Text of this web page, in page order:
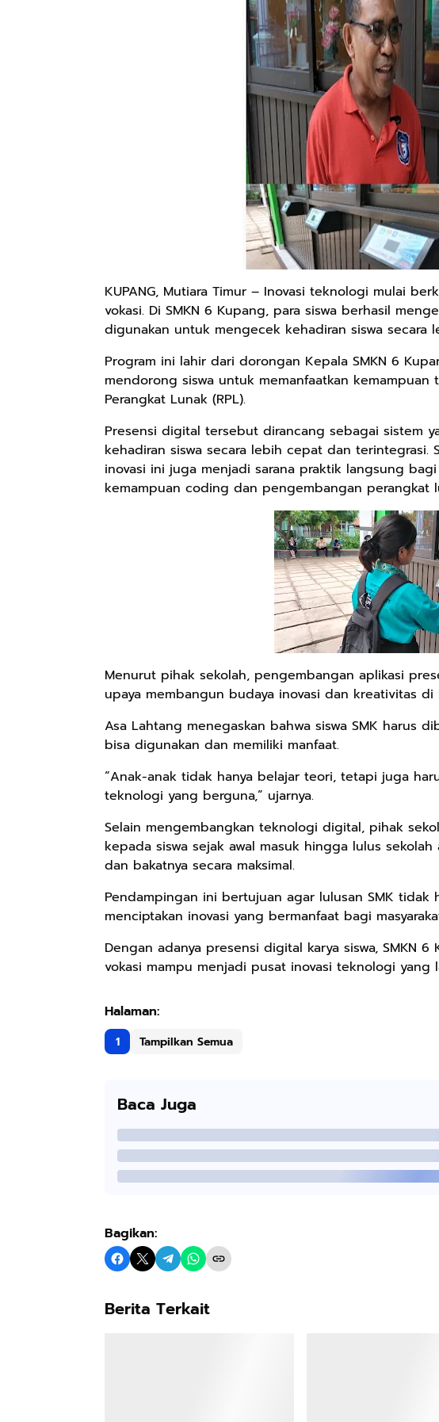
KUPANG, Mutiara Timur – Inovasi teknologi mulai
vokasi. Di SMKN 6 Kupang, para siswa berhasil
digunakan untuk mengecek kehadiran siswa secara
Program ini lahir dari dorongan Kepala SMKN 6
mendorong siswa untuk memanfaatkan
Perangkat Lunak (RPL).
Presensi digital tersebut dirancang sebagai sistem
kehadiran siswa secara lebih cepat dan terintegrasi.
inovasi ini juga menjadi sarana praktik langsung
kemampuan coding dan pengembangan perangkat
Menurut pihak sekolah, pengembangan aplikasi
upaya membangun budaya inovasi dan kreativitas
Asa Lahtang menegaskan bahwa siswa SMK harus
bisa digunakan dan memiliki manfaat.
“Anak-anak tidak hanya belajar teori, tetapi juga
teknologi yang berguna,” ujarnya.
Selain mengembangkan teknologi digital, pihak
kepada siswa sejak awal masuk hingga lulus
dan bakatnya secara maksimal.
Pendampingan ini bertujuan agar lulusan SMK
menciptakan inovasi yang bermanfaat bagi
Dengan adanya presensi digital karya siswa, SMKN
vokasi mampu menjadi pusat inovasi teknologi
1 Tampilkan Semua
Baca Juga
Bagikan:
Berita Terkait